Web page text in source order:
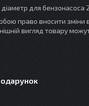
для бензонасоса
право вносити зміни
вигляд товару